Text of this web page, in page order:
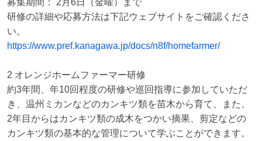
募集期間： 2月6日（金曜）まで
研修の詳細や応募方法は下記ウェブサイトをご確認くださ
https://www.pref.kanagawa.jp/docs/n8f/homefarmer/
2 オレンジホームファーマー研修
約3年間、年10回程度の研修や巡回指導に参加していただ
き、温州ミカンなどのカンキツ類を苗木から育て、また、
2年目からはカンキツ類の成木をつかい摘果、剪定などの
カンキツ類の基本的な管理について学ぶことができます。